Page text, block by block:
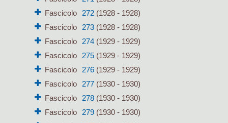
Fascicolo
272(1928 - 1928)
Fascicolo
273(1928 - 1928)
Fascicolo
274(1929 - 1929)
Fascicolo
275(1929 - 1929)
Fascicolo
276(1929 - 1929)
Fascicolo
277(1930 - 1930)
Fascicolo
278(1930 - 1930)
Fascicolo
279(1930 - 1930)